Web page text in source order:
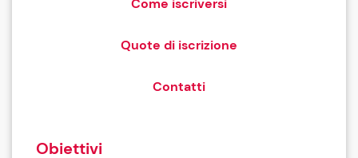
Come iscriversi
Quote di iscrizione
Contatti
Obiettivi